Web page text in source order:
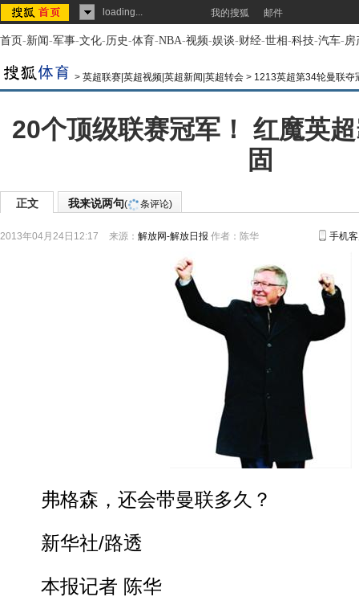
loading... 我的搜狐 邮件
首页-新闻-军事-文化-历史-体育-NBA-视频-娱谈-财经-世相-科技-汽车-房
> 英超联赛|英超视频|英超新闻|英超转会 > 1213英超第34轮曼联夺
20个顶级联赛冠军！ 红魔英
固
正文 我来说两句( 条评论)
2013年04月24日12:17 来源： 解放网-解放日报 作者：陈华 手机
弗格森，还会带曼联多久？
新华社/路透
本报记者 陈华